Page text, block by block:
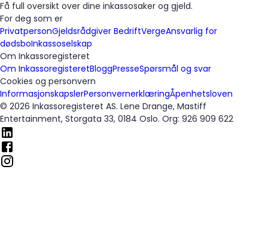
Få full oversikt over dine inkassosaker og gjeld.
For deg som er
PrivatpersonGjeldsrådgiver BedriftVergeAnsvarlig for
dødsboInkassoselskap
Om Inkassoregisteret
Om InkassoregisteretBloggPresseSpørsmål og svar
Cookies og personvern
InformasjonskapslerPersonvernerklæringÅpenhetsloven
© 2026 Inkassoregisteret AS. Lene Drange, Mastiff
Entertainment, Storgata 33, 0184 Oslo. Org: 926 909 622